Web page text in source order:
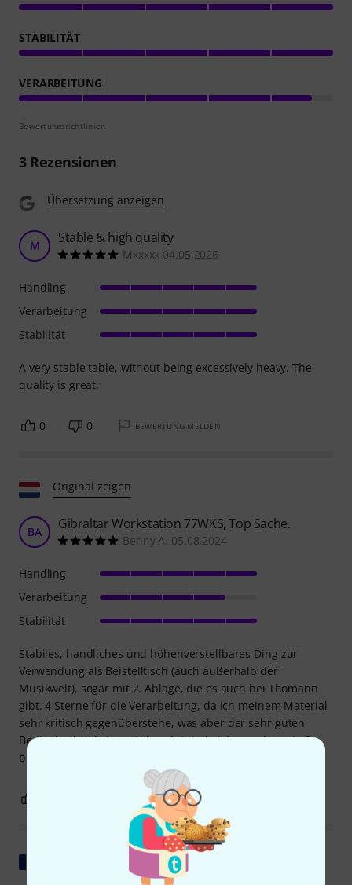
STABILITÄT
VERARBEITUNG
Bewertungsrichtlinien
3Rezensionen
Übersetzung anzeigen
M Stable & high quality
Mxxxxx 04.05.2026
A very stable table, without being excessively heavy. The
quality is great.
Handling
Verarbeitung
Stabilität
0 0 BEWERTUNG MELDEN
Original zeigen
BA Gibraltar Workstation 77WKS, Top Sache.
Benny A. 05.08.2024
Stabiles, handliches und höhenverstellbares Ding zur
Verwendung als Beistelltisch (auch außerhalb der
Musikwelt), sogar mit 2. Ablage, die es auch bei Thomann
gibt. 4 Sterne für die Verarbeitung, da ich meinem Material
sehr kritisch gegenüberstehe, was aber der sehr guten
Bedienbarkeit keinen Abbruch tut, da ich gerade mein 2.
bestellt habe!
Handling
Verarbeitung
Stabilität
BEWERTUNG MELDEN